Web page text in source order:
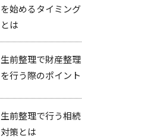
を始めるタイミング
とは
生前整理で財産整理
を行う際のポイント
生前整理で行う相続
対策とは